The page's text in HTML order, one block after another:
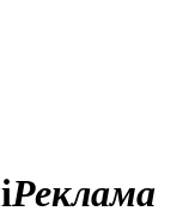
Реклама